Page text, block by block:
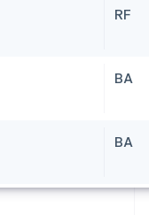
RF
BA
BA